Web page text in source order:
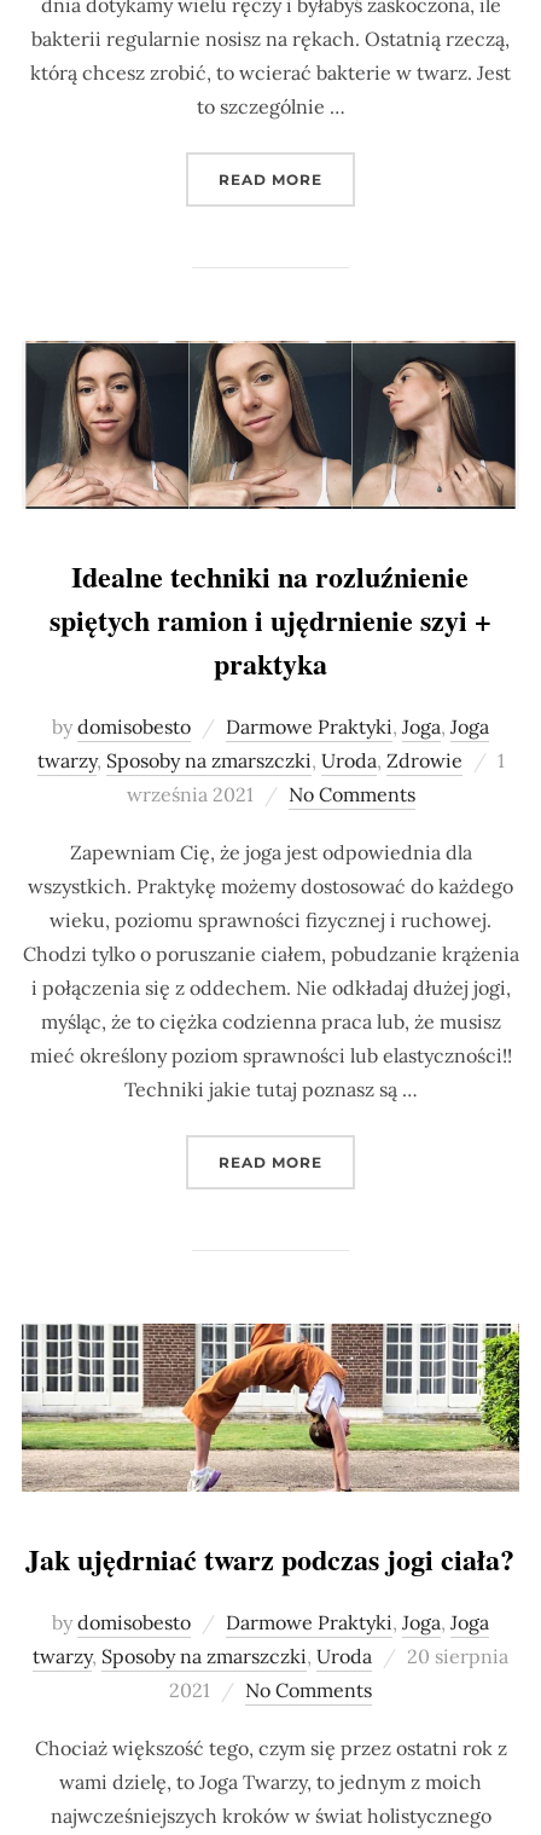
dnia dotykamy wielu ręczy i byłabyś zaskoczona, ile
bakterii regularnie nosisz na rękach. Ostatnią rzeczą,
którą chcesz zrobić, to wcierać bakterie w twarz. Jest
to szczególnie …
READ MORE
Idealne techniki na rozluźnienie
spiętych ramion i ujędrnienie szyi +
praktyka
bydomisobesto Darmowe Praktyki, Joga, Joga
twarzy, Sposoby na zmarszczki, Uroda, Zdrowie
1
września 2021
No Comments
Zapewniam Cię, że joga jest odpowiednia dla
wszystkich. Praktykę możemy dostosować do każdego
wieku, poziomu sprawności fizycznej i ruchowej.
Chodzi tylko o poruszanie ciałem, pobudzanie krążenia
i połączenia się z oddechem. Nie odkładaj dłużej jogi,
myśląc, że to ciężka codzienna praca lub, że musisz
mieć określony poziom sprawności lub elastyczności!!
Techniki jakie tutaj poznasz są …
READ MORE
Jak ujędrniać twarz podczas jogi ciała?
bydomisobesto Darmowe Praktyki, Joga, Joga
twarzy, Sposoby na zmarszczki, Uroda
Posted
20 sierpnia
2021
No Comments
Chociaż większość tego, czym się przez ostatni rok z
wami dzielę, to Joga Twarzy, to jednym z moich
najwcześniejszych kroków w świat holistycznego